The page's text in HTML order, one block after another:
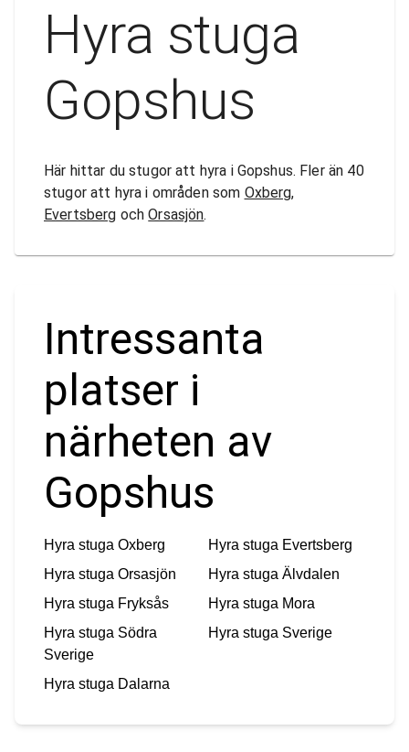
Hyra stuga
Gopshus
Här hittar du stugor att hyra i Gopshus. Fler än 40
stugor att hyra i områden som Oxberg,
Evertsberg ochOrsasjön.
Intressanta
platser i
närheten av
Gopshus
Hyra stuga Oxberg Hyra stuga Evertsberg
Hyra stuga Orsasjön Hyra stuga Älvdalen
Hyra stuga Fryksås Hyra stuga Mora
Hyra stuga Södra
Sverige
Hyra stuga Sverige
Hyra stuga Dalarna